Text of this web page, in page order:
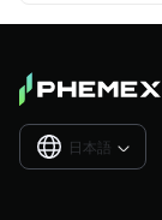
日本語 